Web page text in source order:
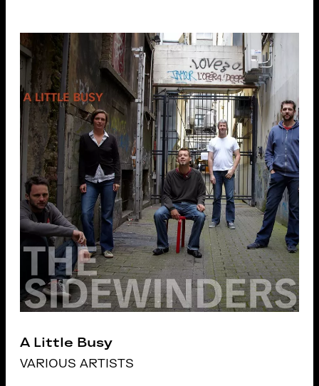
A Little Busy
VARIOUS ARTISTS